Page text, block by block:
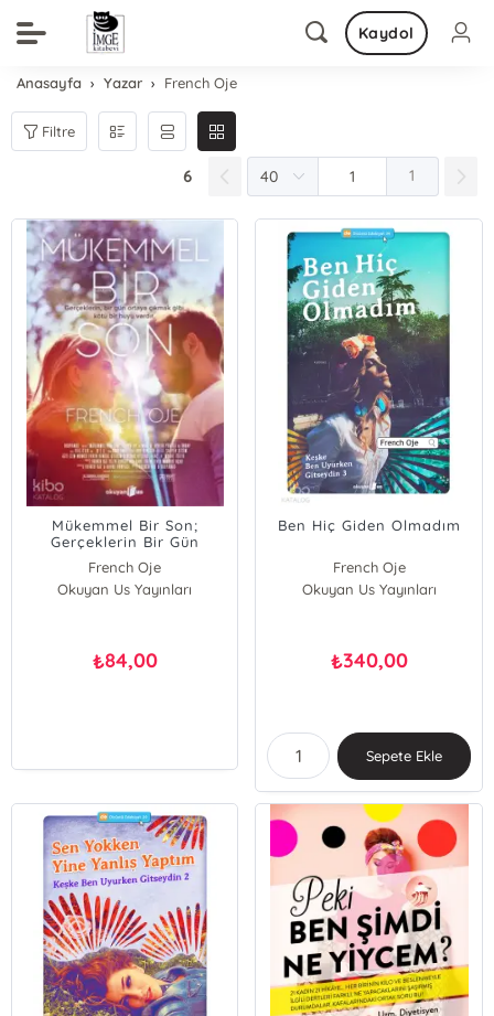
Kaydol
Anasayfa Yazar French Oje
Filtre
6 1
Mükemmel Bir Son;
Gerçeklerin Bir Gün
Ortaya Çıkmak Gibi Kötü
Bir Huyu Vardır
French Oje
Okuyan Us Yayınları
₺84,00
Ben Hiç Giden Olmadım
French Oje
Okuyan Us Yayınları
₺340,00
Sepete Ekle